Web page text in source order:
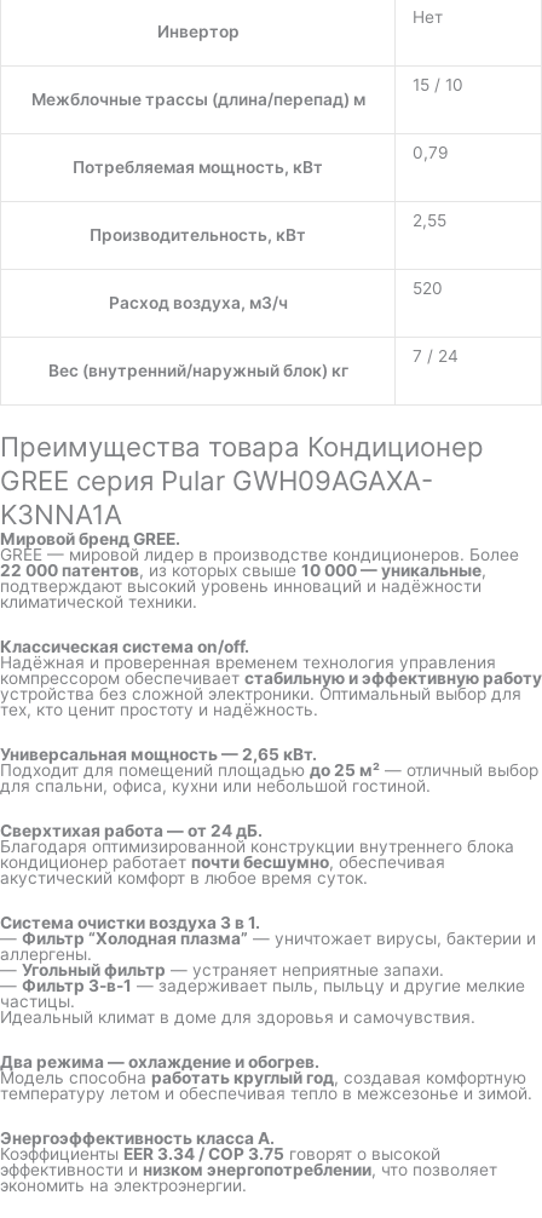
Инвертор
Нет
Межблочные трассы (длина/перепад) м
15 / 10
Потребляемая мощность, кВт
0,79
Производительность, кВт
2,55
Расход воздуха, м3/ч
520
Вес (внутренний/наружный блок) кг
7 / 24
Преимущества товара Кондиционер
GREE серия Pular GWH09AGAXA-
K3NNA1A
Мировой бренд GREE.
GREE — мировой лидер в производстве кондиционеров. Более
22 000 патентов, из которых свыше 10 000 — уникальные,
подтверждают высокий уровень инноваций и надёжности
климатической техники.
Классическая система on/off.
Надёжная и проверенная временем технология управления
компрессором обеспечивает стабильную и эффективную работу
устройства без сложной электроники. Оптимальный выбор для
тех, кто ценит простоту и надёжность.
Универсальная мощность — 2,65 кВт.
Подходит для помещений площадью до 25 м² — отличный выбор
для спальни, офиса, кухни или небольшой гостиной.
Сверхтихая работа — от 24 дБ.
Благодаря оптимизированной конструкции внутреннего блока
кондиционер работает почти бесшумно, обеспечивая
акустический комфорт в любое время суток.
Система очистки воздуха 3 в 1.
— Фильтр “Холодная плазма” — уничтожает вирусы, бактерии и
аллергены.
— Угольный фильтр — устраняет неприятные запахи.
— Фильтр 3-в-1 — задерживает пыль, пыльцу и другие мелкие
частицы.
Идеальный климат в доме для здоровья и самочувствия.
Два режима — охлаждение и обогрев.
Модель способна работать круглый год, создавая комфортную
температуру летом и обеспечивая тепло в межсезонье и зимой.
Энергоэффективность класса A.
Коэффициенты EER 3.34 / COP 3.75 говорят о высокой
эффективности и низком энергопотреблении, что позволяет
экономить на электроэнергии.